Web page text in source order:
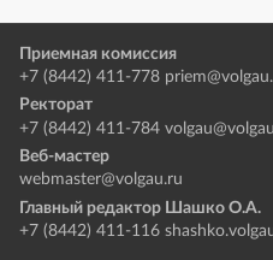
Приемная комиссия
+7 (8442) 411-778
Ректорат
+7 (8442) 411-784
Веб-мастер
webmaster@volgau.ru
Главный редактор Шашко О.А.
+7 (8442) 411-116